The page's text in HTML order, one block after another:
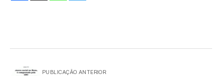
PUBLICAÇÃO ANTERIOR